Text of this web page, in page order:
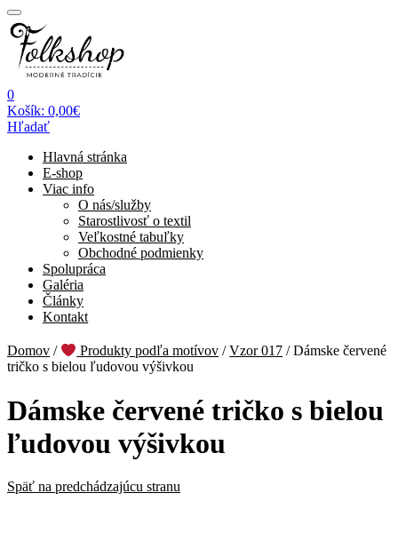
0
Košík: 0,00€
Hľadať
Hlavná stránka
E-shop
Viac info
O nás/služby
Starostlivosť o textil
Veľkostné tabuľky
Obchodné podmienky
Spolupráca
Galéria
Články
Kontakt
Domov / Produkty podľa motívov / Vzor 017 /Dámske červené
tričko s bielou ľudovou výšivkou
Dámske červené tričko s bielou
ľudovou výšivkou
Späť na predchádzajúcu stranu